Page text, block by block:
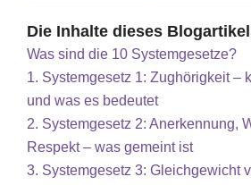
Die Inhalte dieses
Was sind die 10 Systemgesetze?
1. Systemgesetz 1: Zughörigkeit –
und was es bedeutet
2. Systemgesetz 2: Anerkennung,
Respekt – was gemeint ist
3. Systemgesetz 3: Gleichgewicht